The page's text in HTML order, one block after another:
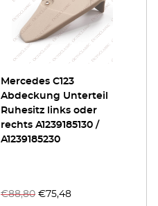
Mercedes C123
Abdeckung Unterteil
Ruhesitz links oder
rechts A1239185130 /
A1239185230
€88,80 €75,48